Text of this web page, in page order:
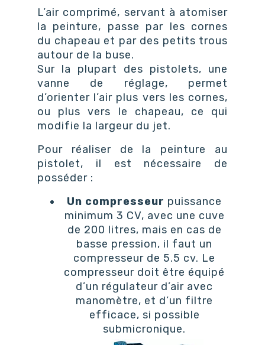
L’air comprimé, servant à atomiser
la peinture, passe par les cornes
du chapeau et par des petits trous
autour de la buse.
Sur la plupart des pistolets, une
vanne de réglage, permet
d’orienter l’air plus vers les cornes,
ou plus vers le chapeau, ce qui
modifie la largeur du jet.
Pour réaliser de la peinture au
pistolet, il est nécessaire de
posséder :
Un compresseur puissance
minimum 3 CV, avec une cuve
de 200 litres, mais en cas de
basse pression, il faut un
compresseur de 5.5 cv. Le
compresseur doit être équipé
d’un régulateur d’air avec
manomètre, et d’un filtre
efficace, si possible
submicronique.